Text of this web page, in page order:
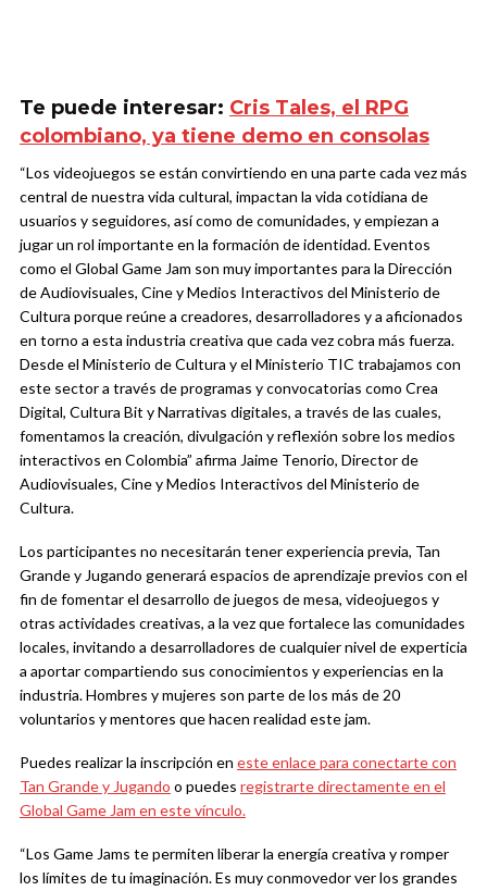
Te puede interesar: Cris Tales, el RPG
colombiano, ya tiene demo en consolas
“Los videojuegos se están convirtiendo en una parte cada vez más
central de nuestra vida cultural, impactan la vida cotidiana de
usuarios y seguidores, así como de comunidades, y empiezan a
jugar un rol importante en la formación de identidad. Eventos
como el Global Game Jam son muy importantes para la Dirección
de Audiovisuales, Cine y Medios Interactivos del Ministerio de
Cultura porque reúne a creadores, desarrolladores y a aficionados
en torno a esta industria creativa que cada vez cobra más fuerza.
Desde el Ministerio de Cultura y el Ministerio TIC trabajamos con
este sector a través de programas y convocatorias como Crea
Digital, Cultura Bit y Narrativas digitales, a través de las cuales,
fomentamos la creación, divulgación y reflexión sobre los medios
interactivos en Colombia” afirma Jaime Tenorio, Director de
Audiovisuales, Cine y Medios Interactivos del Ministerio de
Cultura.
Los participantes no necesitarán tener experiencia previa, Tan
Grande y Jugando generará espacios de aprendizaje previos con el
fin de fomentar el desarrollo de juegos de mesa, videojuegos y
otras actividades creativas, a la vez que fortalece las comunidades
locales, invitando a desarrolladores de cualquier nivel de experticia
a aportar compartiendo sus conocimientos y experiencias en la
industria. Hombres y mujeres son parte de los más de 20
voluntarios y mentores que hacen realidad este jam.
Puedes realizar la inscripción en este enlace para conectarte con
Tan Grande y Jugando o puedes registrarte directamente en el
Global Game Jam en este vínculo.
“Los Game Jams te permiten liberar la energía creativa y romper
los límites de tu imaginación. Es muy conmovedor ver los grandes